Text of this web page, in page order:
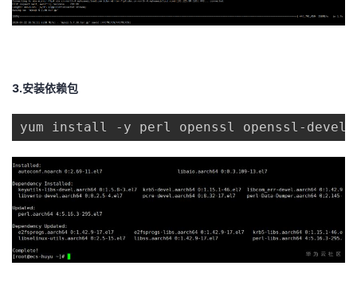
3.安装依赖包
yum install -y perl openssl openssl-devel